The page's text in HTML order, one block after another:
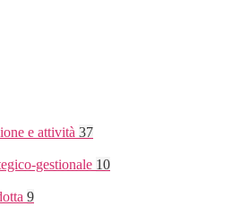
e attività 37
gestionale 10
9